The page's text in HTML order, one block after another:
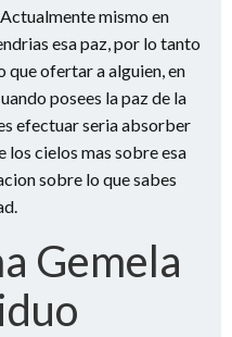
mismo en
esa paz, por lo tanto
ofertar a alguien, en
posees la paz de la
efectuar seri­a absorber
los cielos mas sobre esa
sobre lo que sabes
Gemela